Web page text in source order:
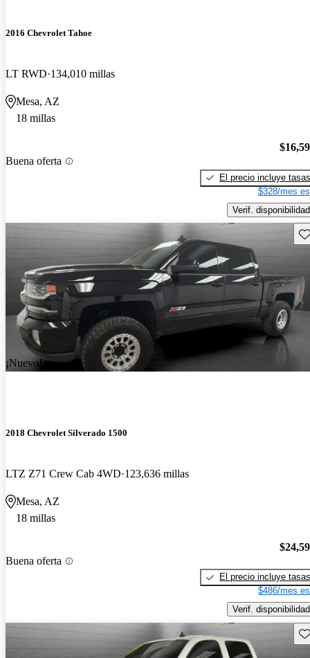
2016 Chevrolet Tahoe
LT RWD 134,010 millas
Mesa, AZ
18 millas
Buena oferta
El precio incluye tasas
$328/mes
Verif. disponibilidad
¡Nuevo!
2018 Chevrolet Silverado 1500
LTZ Z71 Crew Cab 4WD 123,636 millas
Mesa, AZ
18 millas
Buena oferta
El precio incluye tasas
$486/mes
Verif. disponibilidad